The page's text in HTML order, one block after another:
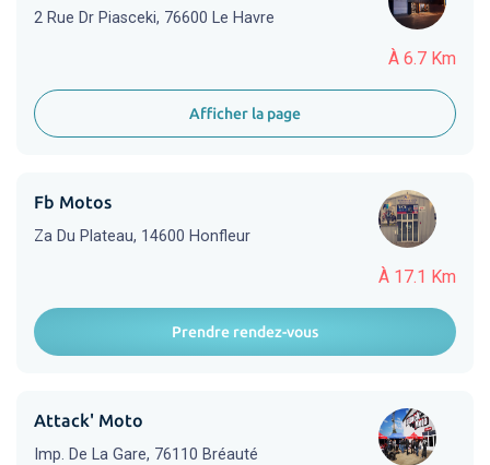
À 6.7 Km
2 Rue Dr Piasceki, 76600 Le Havre
Afficher la page
À 17.1 Km
Fb Motos
Za Du Plateau, 14600 Honfleur
Prendre rendez-vous
Attack' Moto
Imp. De La Gare, 76110 Bréauté